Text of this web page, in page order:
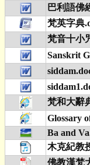
巴利語佛
梵英字典
梵音十小
Sanskrit
梵和大辭
Glossary
Ba and
木克紀教
佛教漢梵